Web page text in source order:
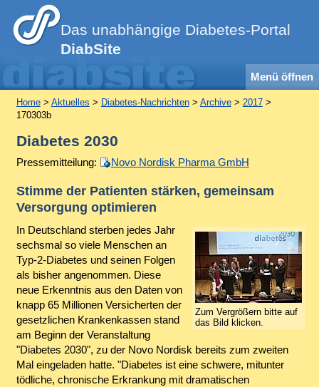
Das unabhängige Diabetes-Portal
DiabSite
Menü öffnen
Home> Aktuelles > Diabetes-Nachrichten> Archive> 2017>
170303b
Diabetes 2030
Pressemitteilung: Novo Nordisk Pharma GmbH
Stimme der Patienten stärken, gemeinsam
Versorgung optimieren
Zum Vergrößern bitte auf
das Bild klicken.
In Deutschland sterben jedes Jahr
sechsmal so viele Menschen an
Typ-2-Diabetes und seinen Folgen
als bisher angenommen. Diese
neue Erkenntnis aus den Daten von
knapp 65 Millionen Versicherten der
gesetzlichen Krankenkassen stand
am Beginn der Veranstaltung
"Diabetes 2030", zu der Novo Nordisk bereits zum zweiten
Mal eingeladen hatte. "Diabetes ist eine schwere, mitunter
tödliche, chronische Erkrankung mit dramatischen